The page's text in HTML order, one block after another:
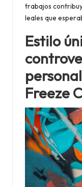
trabajos
leales que
Estilo
Freeze